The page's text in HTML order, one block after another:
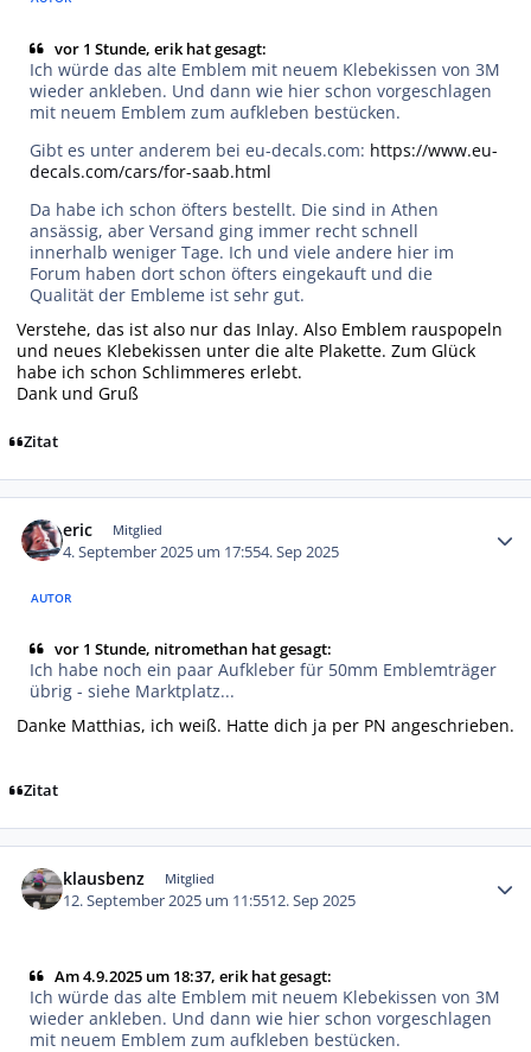
vor 1 Stunde, erik hat gesagt:
Ich würde das alte Emblem mit neuem Klebekissen von 3M
wieder ankleben. Und dann wie hier schon vorgeschlagen
mit neuem Emblem zum aufkleben bestücken.
Gibt es unter anderem bei eu-decals.com: https://www.eu-
decals.com/cars/for-saab.html
Da habe ich schon öfters bestellt. Die sind in Athen
ansässig, aber Versand ging immer recht schnell
innerhalb weniger Tage. Ich und viele andere hier im
Forum haben dort schon öfters eingekauft und die
Qualität der Embleme ist sehr gut.
Verstehe, das ist also nur das Inlay. Also Emblem rauspopeln
und neues Klebekissen unter die alte Plakette. Zum Glück
habe ich schon Schlimmeres erlebt.
Dank und Gruß
Zitat
eric Mitglied
4. September 2025 um 17:554. Sep 2025
AUTOR
vor 1 Stunde, nitromethan hat gesagt:
Ich habe noch ein paar Aufkleber für 50mm Emblemträger
übrig - siehe Marktplatz...
Danke Matthias, ich weiß. Hatte dich ja per PN angeschrieben.
Zitat
klausbenz Mitglied
12. September 2025 um 11:5512. Sep 2025
Am 4.9.2025 um 18:37, erik hat gesagt:
Ich würde das alte Emblem mit neuem Klebekissen von 3M
wieder ankleben. Und dann wie hier schon vorgeschlagen
mit neuem Emblem zum aufkleben bestücken.